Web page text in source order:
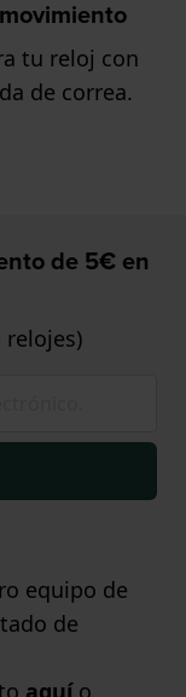
tu reloj con
de correa.
de 5€ en
relojes)
equipo de
de
aquío